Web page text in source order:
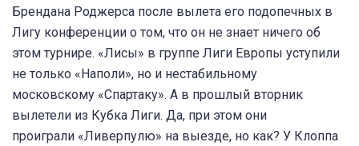
Брендана Роджерса после вылета его подопечных в
Лигу конференции о том, что он не знает ничего об
этом турнире. «Лисы» в группе Лиги Европы уступили
не только «Наполи», но и нестабильному
московскому «Спартаку». А в прошлый вторник
вылетели из Кубка Лиги. Да, при этом они
проиграли «Ливерпулю» на выезде, но как? У Клоппа